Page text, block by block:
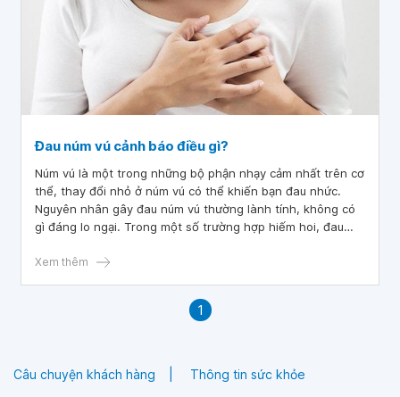
Đau núm vú cảnh báo điều gì?
Núm vú là một trong những bộ phận nhạy cảm nhất trên cơ
thể, thay đổi nhỏ ở núm vú có thể khiến bạn đau nhức.
Nguyên nhân gây đau núm vú thường lành tính, không có
gì đáng lo ngại. Trong một số trường hợp hiếm hoi, đau
Bài viết này sẽ cung cấp những nguyên nhân phổ biến
Xem thêm
1
Câu chuyện khách hàng Thông tin sức khỏe